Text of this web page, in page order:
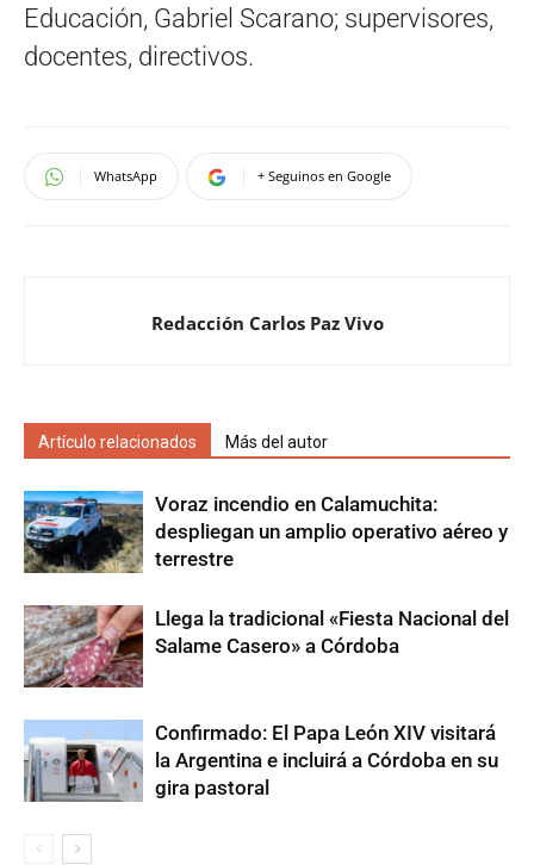
Educación, Gabriel Scarano; supervisores,
docentes, directivos.
WhatsApp + Seguinos en Google
Redacción Carlos Paz Vivo
Artículo relacionados Más del autor
Voraz incendio en Calamuchita:
despliegan un amplio operativo aéreo y
terrestre
Llega la tradicional «Fiesta Nacional del
Salame Casero» a Córdoba
Confirmado: El Papa León XIV visitará
la Argentina e incluirá a Córdoba en su
gira pastoral